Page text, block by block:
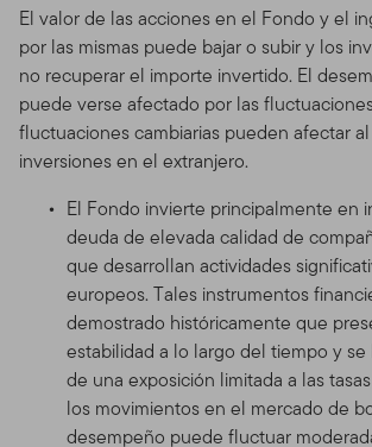
El valor de las acciones en el Fondo y el
por las mismas puede bajar o subir y los
no recuperar el importe invertido. El
puede verse afectado por las
fluctuaciones cambiarias pueden afectar
inversiones en el extranjero.
El Fondo invierte principalmente en
deuda de elevada calidad de
que desarrollan actividades
europeos. Tales instrumentos
demostrado históricamente que
estabilidad a lo largo del tiempo y
de una exposición limitada a las
los movimientos en el mercado de
desempeño puede fluctuar